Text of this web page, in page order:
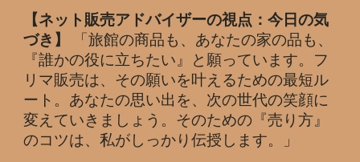
【ネット販売アドバイザーの視点：今日の気
づき】
「旅館の商品も、あなたの家の品も、
『誰かの役に立ちたい』と願っています。フ
リマ販売は、その願いを叶えるための最短ル
ート。あなたの思い出を、次の世代の笑顔に
変えていきましょう。そのための『売り方』
のコツは、私がしっかり伝授します。」